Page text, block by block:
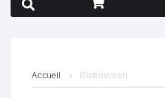
Accueil Globovision